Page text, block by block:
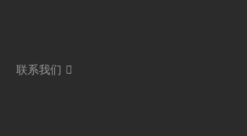
联系我们